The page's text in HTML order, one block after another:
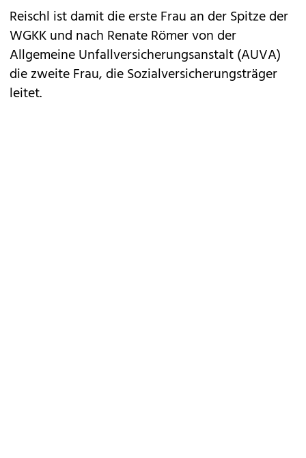
Reischl ist damit die erste Frau an der Spitze der
WGKK und nach Renate Römer von der
Allgemeine Unfallversicherungsanstalt (AUVA)
die zweite Frau, die Sozialversicherungsträger
leitet.